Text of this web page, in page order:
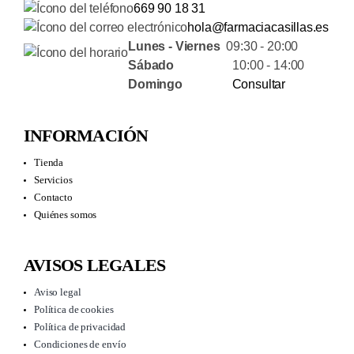
669 90 18 31
hola@farmaciacasillas.es
Lunes - Viernes09:30 - 20:00
Sábado 10:00 - 14:00
Domingo
Consultar
INFORMACIÓN
Tienda
Servicios
Contacto
Quiénes somos
AVISOS LEGALES
Aviso legal
Política de cookies
Política de privacidad
Condiciones de envío